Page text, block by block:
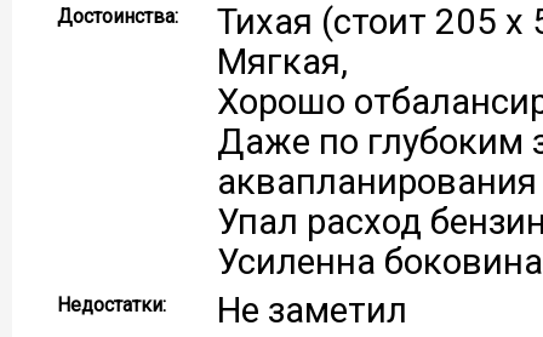
Достоинства:
Тихая (стоит 205 х
Мягкая,
Хорошо
Даже по глубоким
Упал расход
Усиленна боковина
Недостатки: Не заметил